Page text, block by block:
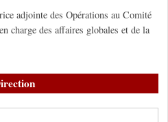
adjointe des Opérations au Comité
charge des affaires globales et de la